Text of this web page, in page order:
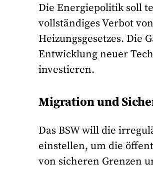
Die Energiepolitik soll
vollständiges Verbot
Heizungsgesetzes. Die
Entwicklung neuer
investieren.
Migration und
Das BSW will die
einstellen, um die
von sicheren Grenzen